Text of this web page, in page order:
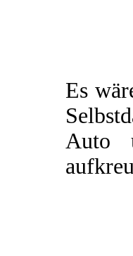
Es
Auto